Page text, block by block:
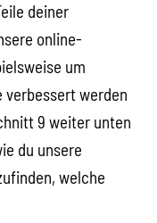
deiner
online-
um
verbessert werden
9 weiter unten
du unsere
welche